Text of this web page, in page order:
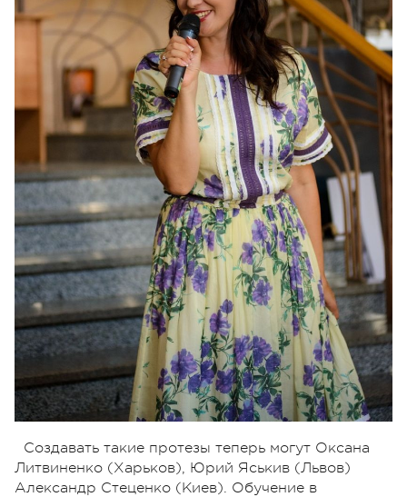
Создавать такие протезы теперь могут Оксана
Литвиненко (Харьков), Юрий Яськив (Львов)
Александр Стеценко (Киев). Обучение в